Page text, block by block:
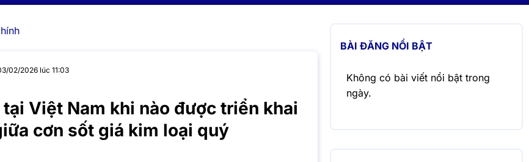
02/2026 lúc 11:03
tại Việt Nam khi nào được triển khai
cơn sốt giá kim loại quý
BÀI ĐĂNG NỔI BẬT
Không có bài viết nổi bật trong
ngày.